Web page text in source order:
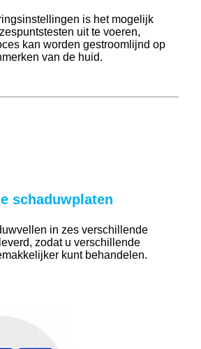
is het mogelijk
uit te voeren,
kan worden gestroomlijnd op
van de huid.
schaduwplaten
in zes verschillende
zodat u verschillende
kunt behandelen.